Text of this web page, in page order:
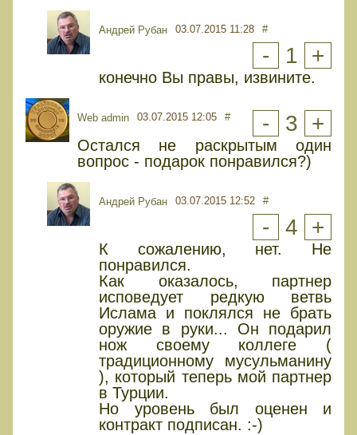
Андрей Рубан 03.07.2015 11:28 #
- 1 +
конечно Вы правы, извините.
Web admin 03.07.2015 12:05 # - 3 +
Остался не раскрытым один
вопрос - подарок понравился?)
Андрей Рубан 03.07.2015 12:52 #
- 4 +
К сожалению, нет. Не
понравился.
Как оказалось, партнер
исповедует редкую ветвь
Ислама и поклялся не брать
оружие в руки... Он подарил
нож своему коллеге (
традиционному мусульманину
), который теперь мой партнер
в Турции.
Но уровень был оценен и
контракт подписан. :-)